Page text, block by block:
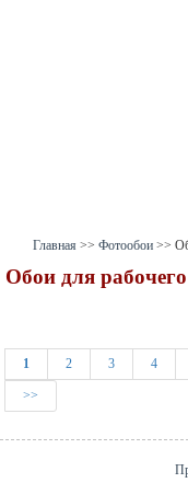
Главная >> Фотообои >>
Обои для
1 2 3 4
>>